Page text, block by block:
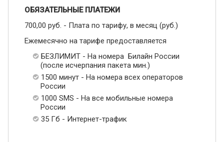
ОБЯЗАТЕЛЬНЫЕ ПЛАТЕЖИ
700,00 руб. - Плата по тарифу, в месяц (руб.)
Ежемесячно на тарифе предоставляется
БЕЗЛИМИТ - На номера Билайн России
(после исчерпания пакета мин.)
1500 минут - На номера всех операторов
России
1000 SMS - На все мобильные номера
России
35 Гб - Интернет-трафик